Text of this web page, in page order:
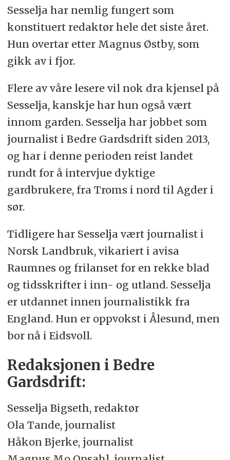
Sesselja har nemlig fungert som
konstituert redaktør hele det siste året.
Hun overtar etter Magnus Østby, som
gikk av i fjor.
Flere av våre lesere vil nok dra kjensel på
Sesselja, kanskje har hun også vært
innom garden. Sesselja har jobbet som
journalist i Bedre Gardsdrift siden 2013,
og har i denne perioden reist landet
rundt for å intervjue dyktige
gardbrukere, fra Troms i nord til Agder i
sør.
Tidligere har Sesselja vært journalist i
Norsk Landbruk, vikariert i avisa
Raumnes og frilanset for en rekke blad
og tidsskrifter i inn- og utland. Sesselja
er utdannet innen journalistikk fra
England. Hun er oppvokst i Ålesund, men
bor nå i Eidsvoll.
Redaksjonen i Bedre
Gardsdrift:
Sesselja Bigseth, redaktør
Ola Tande, journalist
Håkon Bjerke, journalist